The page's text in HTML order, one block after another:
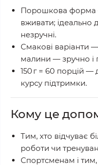
Порошкова форма
вживати; ідеально
незручні.
Смакові варіанти —
малини — зручно і
150 г = 60 порцій —
курсу підтримки.
Кому це
Тим, хто відчуває
роботи чи
Спортсменам і